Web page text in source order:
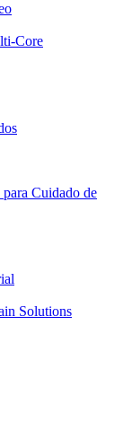
Core
Cuidado de
Solutions